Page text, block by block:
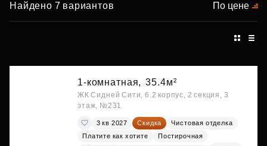
Найдено 7 вариантов По цене
1-комнатная, 35.4м²
ЖК Сидней Сити, 6.2 корпус, 2 секция, 3
этаж, №231
3 кв 2027 Скидка
Чистовая отделка
Платите как хотите
Постирочная